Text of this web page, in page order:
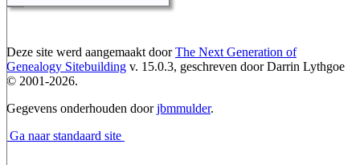
Deze site werd aangemaakt doorThe Next Generation of
Genealogy Sitebuilding v. 15.0.3, geschreven door Darrin Lythgoe
© 2001-2026.
Gegevens onderhouden doorjbmmulder.
Ga naar standaard site